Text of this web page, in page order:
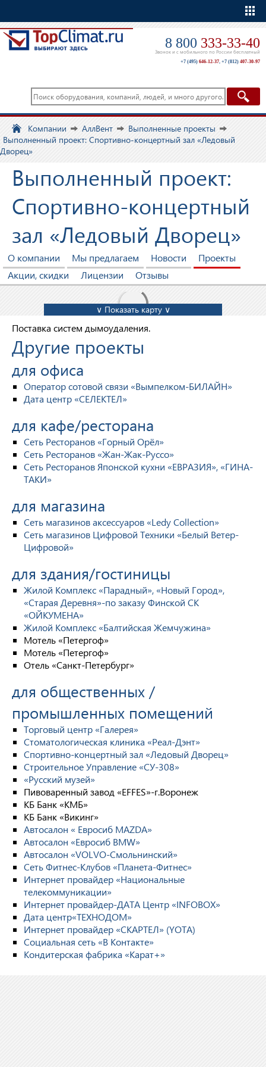
8 800 333-33-40
Звонок и с мобильного по России бесплатный
+7 (495) 646-12-37, +7 (812) 407-30-97
Компании АллВент
Выполненные проекты
Выполненный проект: Спортивно-концертный зал «Ледовый
Дворец»
Выполненный проект:
Спортивно-концертный
зал «Ледовый Дворец»
О компании Мы предлагаем Новости
Проекты
Акции, скидки
Лицензии Отзывы
∨ Показать карту ∨
Поставка систем дымоудаления.
Другие проекты
для офиса
Оператор сотовой связи «Вымпелком-БИЛАЙН»
Дата центр «СЕЛЕКТЕЛ»
для кафе/ресторана
Сеть Ресторанов «Горный Орёл»
Сеть Ресторанов «Жан-Жак-Руссо»
Сеть Ресторанов Японской кухни «ЕВРАЗИЯ», «ГИНА-
ТАКИ»
для магазина
Сеть магазинов аксессуаров «Ledy Collection»
Сеть магазинов Цифровой Техники «Белый Ветер-
Цифровой»
для здания/гостиницы
Жилой Комплекс «Парадный», «Новый Город»,
«Старая Деревня»-по заказу Финской СК
«ОЙКУМЕНА»
Жилой Комплекс «Балтийская Жемчужина»
Мотель «Петергоф»
Мотель «Петергоф»
Отель «Санкт-Петербург»
для общественных /
промышленных помещений
Торговый центр «Галерея»
Стоматологическая клиника «Реал-Дэнт»
Спортивно-концертный зал «Ледовый Дворец»
Строительное Управление «СУ-308»
«Русский музей»
Пивоваренный завод «EFFES»-г.Воронеж
КБ Банк «КМБ»
КБ Банк «Викинг»
Автосалон « Евросиб MAZDA»
Автосалон «Евросиб BMW»
Автосалон «VOLVO-Смольнинский»
Сеть Фитнес-Клубов «Планета-Фитнес»
Интернет провайдер «Национальные
телекоммуникации»
Интернет провайдер-ДАТА Центр «INFOBOX»
Дата центр«ТЕХНОДОМ»
Интернет провайдер «СКАРТЕЛ» (YOTA)
Социальная сеть «В Контакте»
Кондитерская фабрика «Карат+»